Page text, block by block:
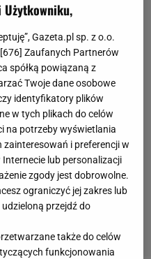
Użytkowniku,
Gazeta.pl sp. z o.o.
676] Zaufanych Partnerów
spółką powiązaną z
Twoje dane osobowe
identyfikatory plików
w tych plikach do celów
na potrzeby wyświetlania
i preferencji w
lub personalizacji
zgody jest dobrowolne.
ograniczyć jej zakres lub
przejdź do
także do celów
funkcjonowania